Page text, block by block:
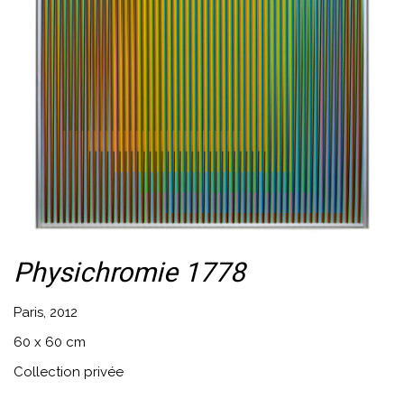
Physichromie 1778
Paris, 2012
60 x 60 cm
Collection privée